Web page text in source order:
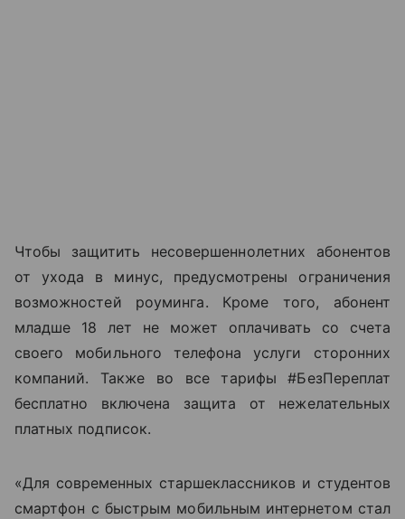
Чтобы защитить несовершеннолетних абонентов
от ухода в минус, предусмотрены ограничения
возможностей роуминга. Кроме того, абонент
младше 18 лет не может оплачивать со счета
своего мобильного телефона услуги сторонних
компаний. Также во все тарифы #БезПереплат
бесплатно включена защита от нежелательных
платных подписок.
«Для современных старшеклассников и студентов
смартфон с быстрым мобильным интернетом стал